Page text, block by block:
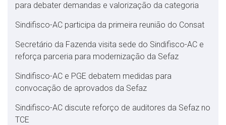
para debater demandas e valorização da categoria
Sindifisco-AC participa da primeira reunião do Consat
Secretário da Fazenda visita sede do Sindifisco-AC e
reforça parceria para modernização da Sefaz
Sindifisco-AC e PGE debatem medidas para
convocação de aprovados da Sefaz
Sindifisco-AC discute reforço de auditores da Sefaz no
TCE